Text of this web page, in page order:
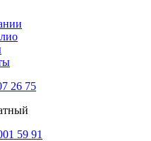
26 75
59 91